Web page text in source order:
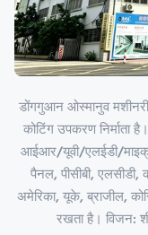
डोंगगुआन ओस्मानुव
कोटिंग उपकरण निर्माता
आईआर/यूवी/एलईडी/
पैनल, पीसीबी, एलसीडी,
अमेरिका, यूके, ब्राजील,
रखता है। विजन: